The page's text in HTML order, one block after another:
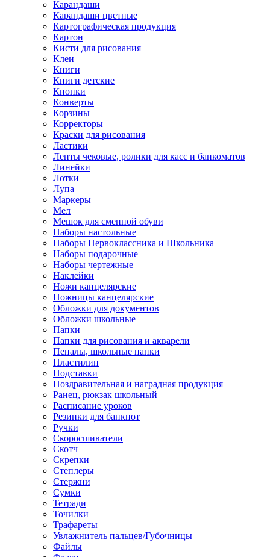
Карандаши
Карандаши цветные
Картографическая продукция
Картон
Кисти для рисования
Клеи
Книги
Книги детские
Кнопки
Конверты
Корзины
Корректоры
Краски для рисования
Ластики
Ленты чековые, ролики для касс и банкоматов
Линейки
Лотки
Лупа
Маркеры
Мел
Мешок для сменной обуви
Наборы настольные
Наборы Первоклассника и Школьника
Наборы подарочные
Наборы чертежные
Наклейки
Ножи канцелярские
Ножницы канцелярские
Обложки для документов
Обложки школьные
Папки
Папки для рисования и акварели
Пеналы, школьные папки
Пластилин
Подставки
Поздравительная и наградная продукция
Ранец, рюкзак школьный
Расписание уроков
Резинки для банкнот
Ручки
Скоросшиватели
Скотч
Скрепки
Степлеры
Стержни
Сумки
Тетради
Точилки
Трафареты
Увлажнитель пальцев/Губочницы
Файлы